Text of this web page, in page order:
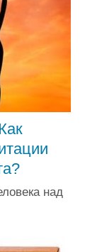
над